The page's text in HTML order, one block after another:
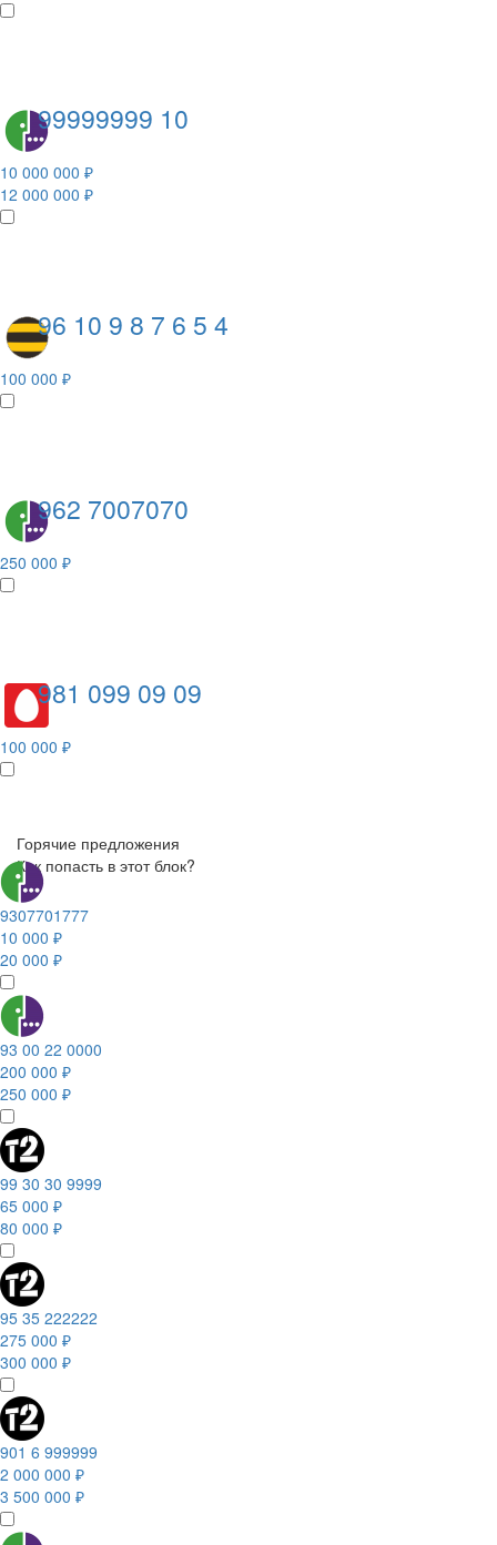
99999999 10
10 000 000 ₽
12 000 000 ₽
96 10 9 8 7 6 5 4
100 000 ₽
962 7007070
250 000 ₽
981 099 09 09
100 000 ₽
Горячие предложения
Как попасть в этот блок?
9307701777
10 000 ₽
20 000 ₽
93 00 22 0000
200 000 ₽
250 000 ₽
99 30 30 9999
65 000 ₽
80 000 ₽
95 35 222222
275 000 ₽
300 000 ₽
901 6 999999
2 000 000 ₽
3 500 000 ₽